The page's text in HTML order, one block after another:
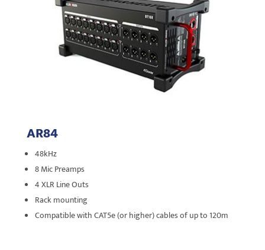
AR84
48kHz
8 Mic Preamps
4 XLR Line Outs
Rack mounting
Compatible with CAT5e (or higher) cables of up to 120m